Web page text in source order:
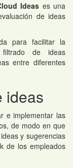
Ideas es una
de ideas
para facilitar la
ﬁltrado de ideas
entre diferentes
ideas
e implementar las
de modo en que
y sugerencias
de los empleados